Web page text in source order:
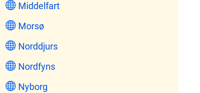
Middelfart
Morsø
Norddjurs
Nordfyns
Nyborg